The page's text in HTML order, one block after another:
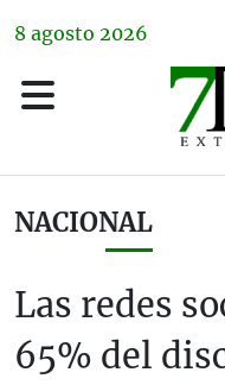
8 agosto 2026
NACIONAL
Las redes
65% del